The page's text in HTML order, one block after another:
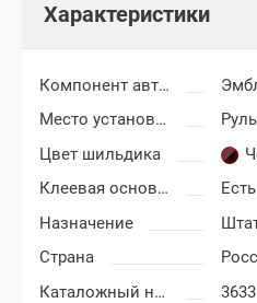
Характеристики
Компонент автоаксессуаров
Место установки эмблемы
Руль
Цвет шильдика
Клеевая основа (скотч)
Есть
Назначение
Страна
Каталожный номер
3633